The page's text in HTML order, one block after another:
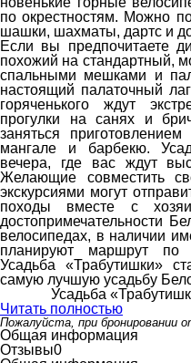
по окрестностям. Можно
шашки, шахматы, дартс и
Если вы предпочитаете
похожий на стандартный,
спальными мешками и
настоящий палаточный
горяченького ждут
прогулки на санях и
заняться
мангале и барбекю.
вечера, где вас ждут
Желающие совместить
экскурсиями могут
походы вместе с
достопримечательности
велосипедах, в наличии
планируют маршрут
Усадьба «Трабутишки»
самую лучшую усадьбу
Усадьба
Читать полностью
Пожалуйста, при бронировании
Общая информация
Отзывы0